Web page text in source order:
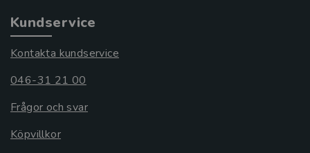
Kundservice
Kontakta kundservice
046-31 21 00
Frågor och svar
Köpvillkor